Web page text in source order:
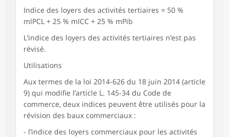
Indice des loyers des activités tertiaires = 50 %
mIPCL + 25 % mICC + 25 % mPib
L’indice des loyers des activités tertiaires n’est pas
révisé.
Utilisations
Aux termes de la loi 2014-626 du 18 juin 2014 (article
9) qui modifie l’article L. 145-34 du Code de
commerce, deux indices peuvent être utilisés pour la
révision des baux commerciaux :
- l’indice des loyers commerciaux pour les activités